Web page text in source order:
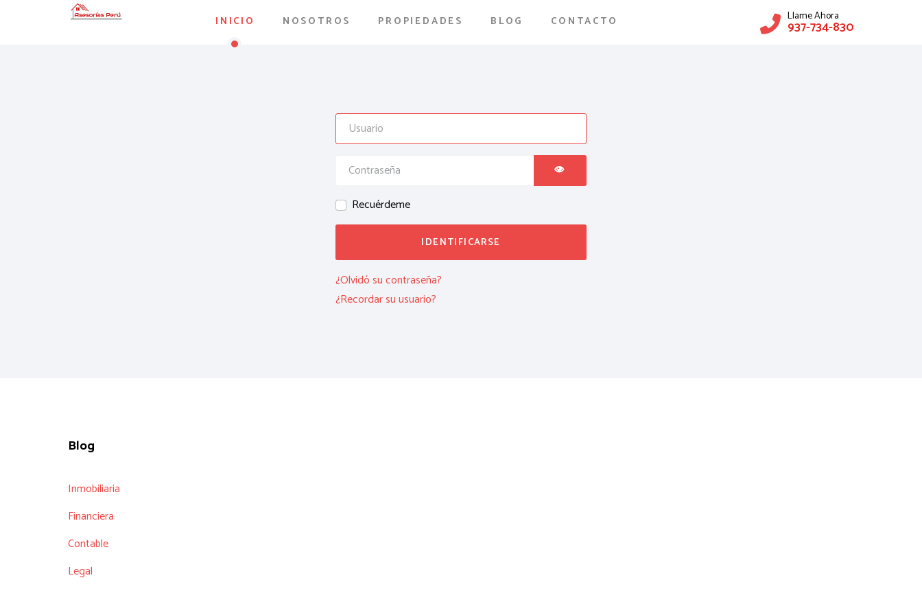
INICIO NOSOTROS PROPIEDADES BLOG CONTACTO Llame Ahora
937-734-830
Recuérdeme
IDENTIFICARSE
¿Olvidó su contraseña?
¿Recordar su usuario?
Blog
Inmobiliaria
Financiera
Contable
Legal